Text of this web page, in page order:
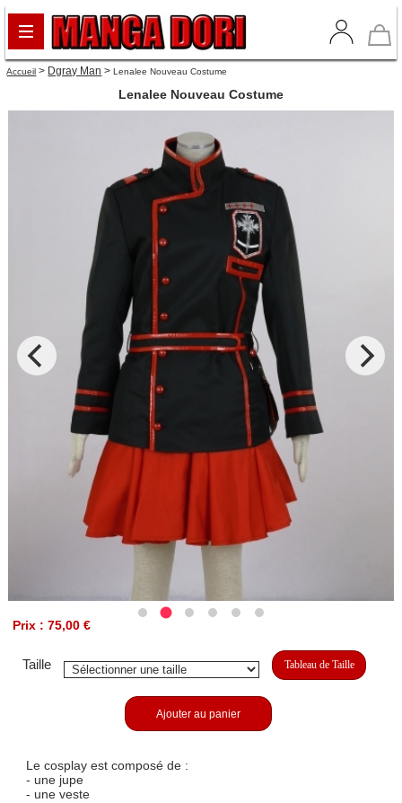
Accueil > Dgray Man >Lenalee Nouveau Costume
Lenalee Nouveau Costume
Prix : 75,00 €
Taille Tableau de Taille
Ajouter au panier
Le cosplay est composé de :
- une jupe
- une veste